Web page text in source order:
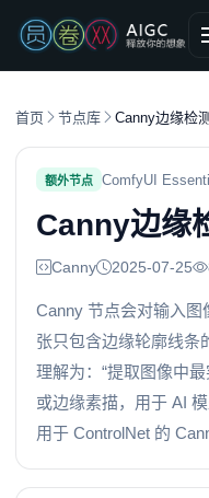
首页 节点库 Canny边缘检测
额外节点 ComfyUI
Canny边缘
Canny 2025-07-25
Canny 节点会对输入
张只包含边缘轮廓线条
理解为：“提取图像中
或边缘素描，用于 AI
用于 ControlNet 的